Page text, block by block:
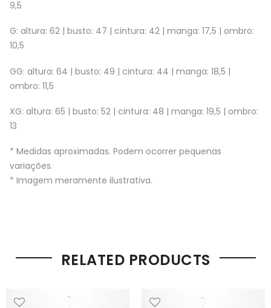
9,5
G: altura: 62 | busto: 47 | cintura: 42 | manga: 17,5 | ombro:
10,5
GG: altura: 64 | busto: 49 | cintura: 44 | manga: 18,5 |
ombro: 11,5
XG: altura: 65 | busto: 52 | cintura: 48 | manga: 19,5 | ombro:
13
* Medidas aproximadas. Podem ocorrer pequenas
variações.
* Imagem meramente ilustrativa.
RELATED PRODUCTS